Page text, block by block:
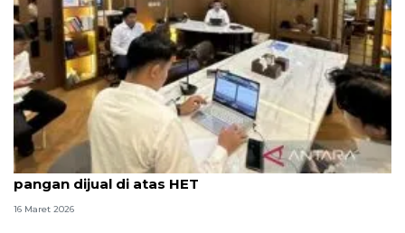
Satgas Polda Metro Jaya temukan komoditas
pangan dijual di atas HET
16 Maret 2026